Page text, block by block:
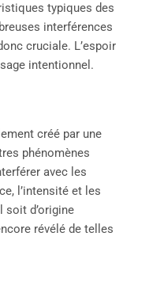
typiques des
interférences
cruciale. L’espoir
intentionnel.
créé par une
phénomènes
avec les
l’intensité et les
soit d’origine
révélé de telles